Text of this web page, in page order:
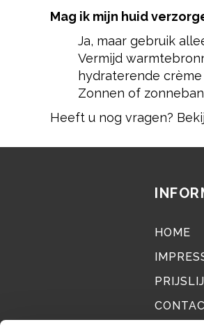
Mag ik mijn huid
Ja, maar gebruik
Vermijd
hydraterende
Zonnen of
Heeft u nog vragen?
HOME